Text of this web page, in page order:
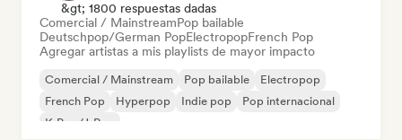
&gt; 1800 respuestas dadas
Comercial / MainstreamPop bailable
Deutschpop/German PopElectropopFrench Pop
Agregar artistas a mis playlists de mayor impacto
Comercial / Mainstream Pop bailable
Electropop
French Pop
Hyperpop Indie pop
Pop internacional
K-Pop/J-Pop